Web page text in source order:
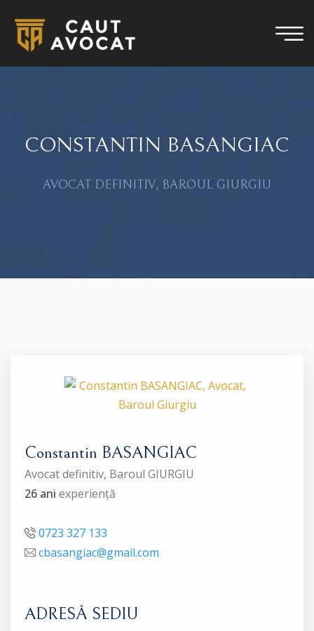
CONSTANTIN BASANGIAC
AVOCAT DEFINITIV, BAROUL GIURGIU
Constantin BASANGIAC
Avocat definitiv, Baroul GIURGIU
26 ani experiență
0723 327 133
cbasangiac@gmail.com
ADRESĂ SEDIU